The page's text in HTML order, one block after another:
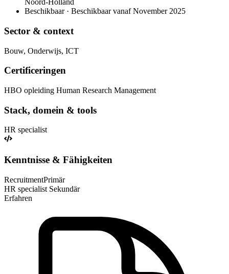
Noord-Holland
Beschikbaar · Beschikbaar vanaf November 2025
Sector & context
Bouw, Onderwijs, ICT
Certificeringen
HBO opleiding Human Research Management
Stack, domein & tools
HR specialist
Kenntnisse & Fähigkeiten
RecruitmentPrimär
HR specialist Sekundär
Erfahren